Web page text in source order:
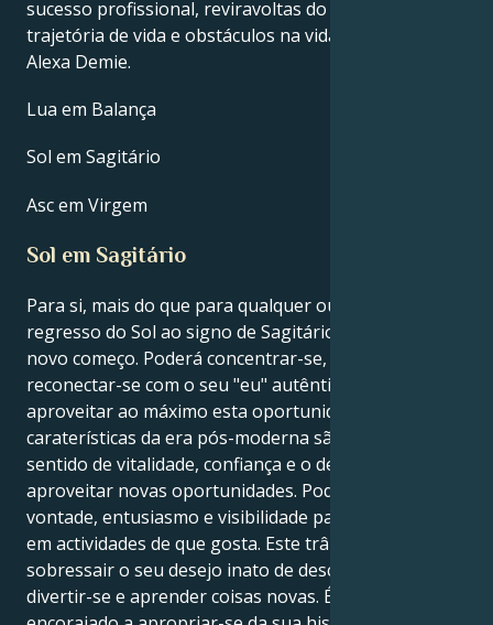
sucesso profissional, reviravoltas do destino,
trajetória de vida e obstáculos na vida amorosa de
Alexa Demie.
Lua em Balança
Sol em Sagitário
Asc em Virgem
Sol em Sagitário
Para si, mais do que para qualquer outra pessoa, o
regresso do Sol ao signo de Sagitário significa um
novo começo. Poderá concentrar-se, rejuvenescer e
reconectar-se com o seu "eu" autêntico, se
aproveitar ao máximo esta oportunidade. As
caraterísticas da era pós-moderna são um renovado
sentido de vitalidade, confiança e o desejo de
aproveitar novas oportunidades. Poderá ter mais
vontade, entusiasmo e visibilidade para se envolver
em actividades de que gosta. Este trânsito faz
sobressair o seu desejo inato de descobrir a verdade,
divertir-se e aprender coisas novas. É fortemente